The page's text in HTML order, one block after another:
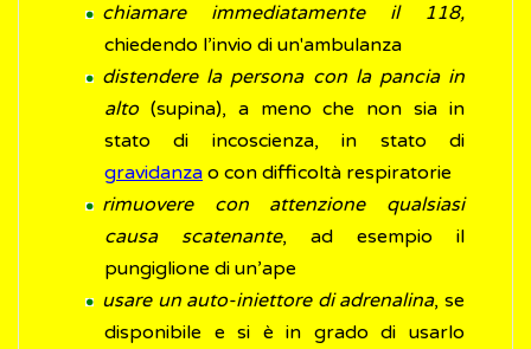
chiamare immediatamente il 118,
chiedendo l’invio di un'ambulanza
distendere la persona con la pancia in
alto(supina), a meno che non sia in
stato di incoscienza, in stato di
gravidanza o con difficoltà respiratorie
rimuovere con attenzione qualsiasi
causa scatenante, ad esempio il
pungiglione di un’ape
usare un auto-iniettore di adrenalina, se
disponibile e si è in grado di usarlo